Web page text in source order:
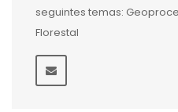
seguintes temas:
Florestal